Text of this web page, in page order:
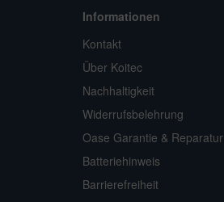
Informationen
Kontakt
Über Koitec
Nachhaltigkeit
Widerrufsbelehrung
Oase Garantie & Reparatur
Batteriehinweis
Barrierefreiheit